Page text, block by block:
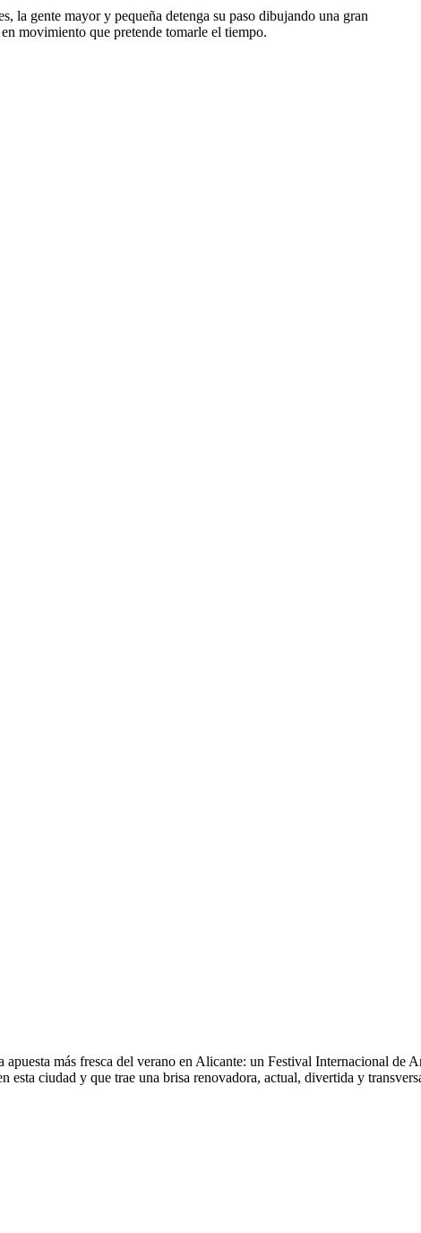
la gente mayor y pequeña detenga su paso dibujando una gran
movimiento que pretende tomarle el tiempo.
más fresca del verano en Alicante: un Festival Internacional de
esta ciudad y que trae una brisa renovadora, actual, divertida y